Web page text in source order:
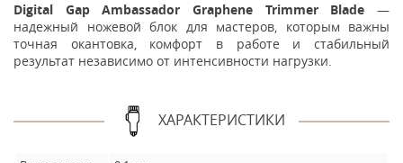
Digital Gap Ambassador Graphene Trimmer Blade —
надежный ножевой блок для мастеров, которым важны
точная окантовка, комфорт в работе и стабильный
результат независимо от интенсивности нагрузки.
ХАРАКТЕРИСТИКИ